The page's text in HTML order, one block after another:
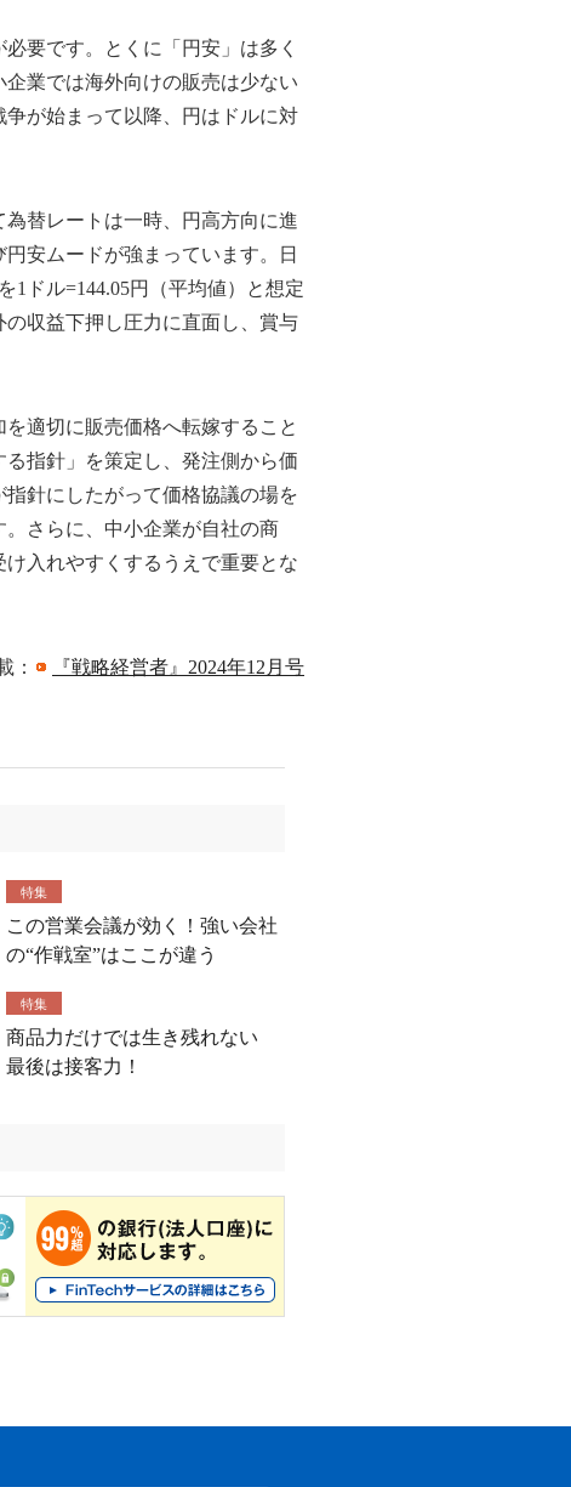
要です。とくに「円安」は多く
業では海外向けの販売は少ない
が始まって以降、円はドルに対
替レートは一時、円高方向に進
安ムードが強まっています。日
1ドル=144.05円（平均値）と想定
収益下押し圧力に直面し、賞与
適切に販売価格へ転嫁すること
指針」を策定し、発注側から価
針にしたがって価格協議の場を
さらに、中小企業が自社の商
入れやすくするうえで重要とな
： 『戦略経営者』2024年12月号
特集
この営業会議が効く！強い会社
の“作戦室”はここが違う
特集
商品力だけでは生き残れない
最後は接客力！